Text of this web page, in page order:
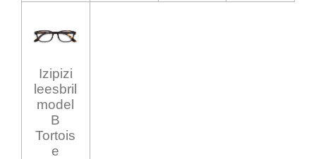
Izipizi
leesbril
model
B
Tortois
e